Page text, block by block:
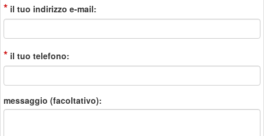
* il tuo indirizzo e-mail:
* il tuo telefono:
messaggio (facoltativo):